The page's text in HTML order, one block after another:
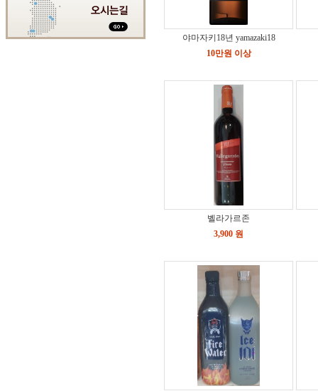
야마자키18년 yamazaki18
10만원 이상
벨라가르존
3,900 원